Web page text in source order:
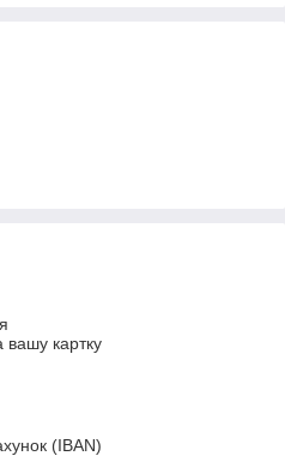
вашу картку
(IBAN)